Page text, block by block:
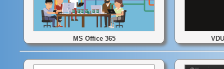
MS Office 365